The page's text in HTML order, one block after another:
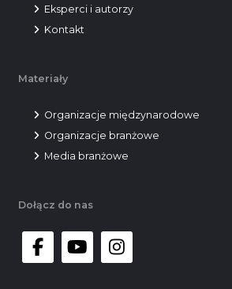
Eksperci i autorzy
Kontakt
Materiały
Organizacje międzynarodowe
Organizacje branżowe
Media branżowe
Dołącz do nas
facebookyoutube instagram